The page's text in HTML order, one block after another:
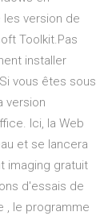
version de
Toolkit.Pas
installer
vous êtes sous
version
Ici, la Web
et se lancera
imaging gratuit
d'essais de
, le programme